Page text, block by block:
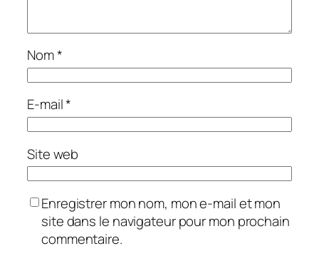
Nom*
E-mail*
Site web
Enregistrer mon nom, mon e-mail et mon
site dans le navigateur pour mon prochain
commentaire.